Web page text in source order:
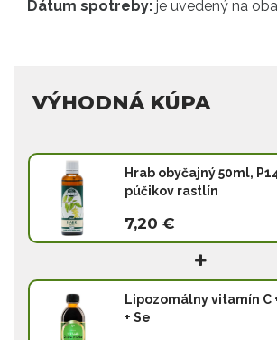
Dátum spotreby: je uvedený na
VÝHODNÁ KÚPA
Hrab obyčajný 50ml,
púčikov rastlín
7,20 €
Lipozomálny vitamín C
+ Se